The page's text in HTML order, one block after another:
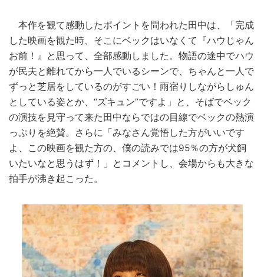
本作を観て感動したポイントを問われた田中は、「完成
した映画を観た時、そこにベックはいなくて『ハウじゃん
お前！』と思って、全部感動しました。物語の途中でハウ
が民夫と離れてから一人でいるシーンで、ちゃんと一人で
ずっと芝居をしているのがすごい！雨宿りしながらしゅん
としている姿とか、“ズキュン”ですよ」と、そばでベック
の演技を見守って来た田中ならではの目線でベックの熱演
っぷりを絶賛。さらに「みなさん覚悟した方がいいです
よ、この映画を観た方の、僕の読みでは95％の方が犬飼
いたいなと思うはず！」とコメントし、会場からも大きな
拍手が沸き起こった。